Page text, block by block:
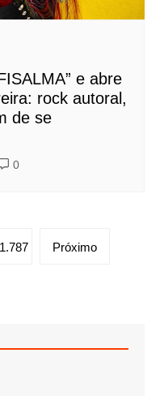
e abre
rock autoral,
de se
0
1.787 Próximo